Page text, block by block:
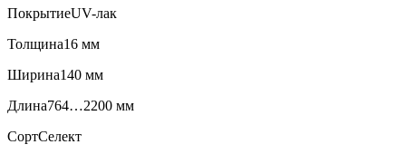
ПокрытиеUV-лак
Толщина16 мм
Ширина140 мм
Длина764…2200 мм
СортСелект